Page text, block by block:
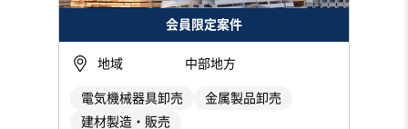
会員限定案件
地域 中部地方
電気機械器具卸売
金属製品卸売
建材製造・販売